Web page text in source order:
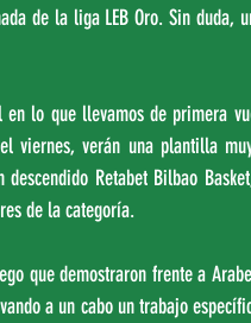
de la liga LEB Oro. Sin duda,
lo que llevamos de primera
viernes, verán una plantilla
Retabet Bilbao
de la categoría.
que demostraron frente a
a un cabo un trabajo